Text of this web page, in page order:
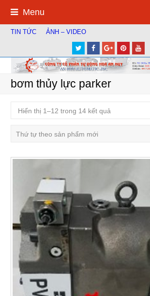
Menu
TIN TỨC ẢNH – VIDEO
TwitterFacebook
Google
Plus
Pinterest
bơm thủy lực parker
Hiển thị 1–12 trong 14 kết quả
Thứ tự theo sản phẩm mới